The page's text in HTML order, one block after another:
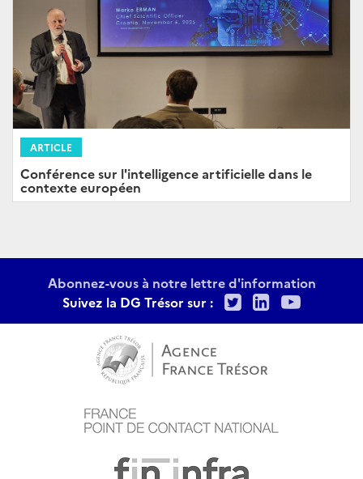
ARTICLE
Conférence sur l'intelligence artificielle dans le
contexte européen
Abonnez-vous à notre lettre d'information
Suivez la DG Trésor sur :
TwitterLinkedIn